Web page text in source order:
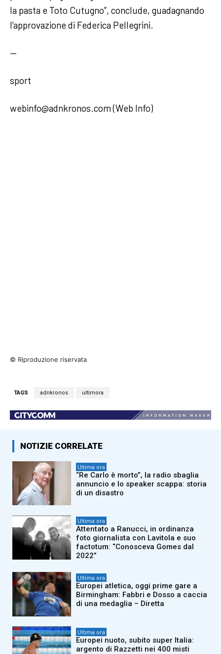
la pasta e Toto Cutugno”, conclude, guadagnando
l’approvazione di Federica Pellegrini.
—
sport
webinfo@adnkronos.com (Web Info)
© Riproduzione riservata
TAGS adnkronos ultimora
NOTIZIE CORRELATE
Ultima ora
“Re Carlo è morto”, la radio sbaglia
annuncio e lo speaker scappa: storia
di un disastro
Ultima ora
Attentato a Ranucci, in ordinanza
foto giornalista con Lavitola e suo
factotum: “Conosceva Gomes dal
2022”
Ultima ora
Europei atletica, oggi prime gare a
Birmingham: Fabbri e Dosso a caccia
di una medaglia – Diretta
Ultima ora
Europei nuoto, subito super Italia:
argento di Razzetti nei 400 misti